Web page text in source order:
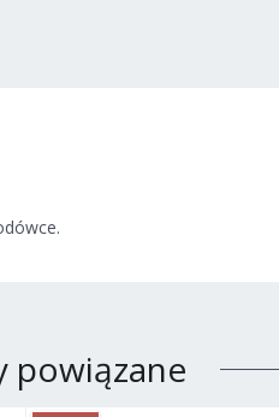
powiązane